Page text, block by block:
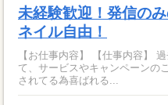
未経験歓迎！発信の
ネイル自由！
【お仕事内容】 【仕事内容】
て、サービスやキャンペーンの
されてる為喜ばれる...